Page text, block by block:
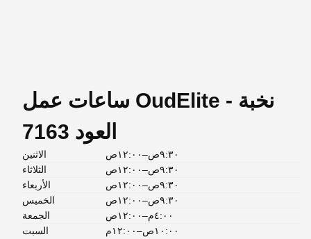
ساعات عمل OudElite - نخبة
العود 7163
الاثنين
٩:٣٠ص–١٢:٠٠ص
الثلاثاء
٩:٣٠ص–١٢:٠٠ص
الأربعاء
٩:٣٠ص–١٢:٠٠ص
الخميس
٩:٣٠ص–١٢:٠٠ص
الجمعة
٤:٠٠م–١٢:٠٠ص
السبت
١٠:٠٠ص–١٢:٠٠م